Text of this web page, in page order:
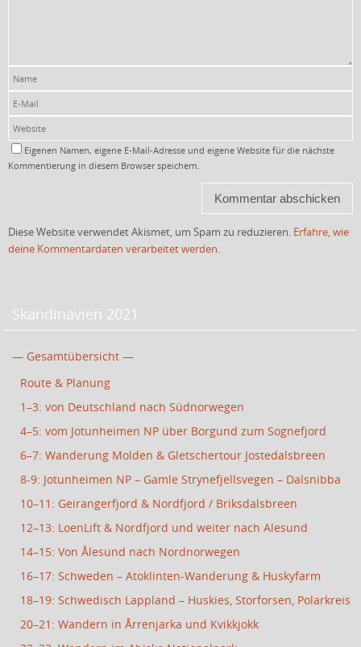
Eigenen Namen, eigene E-Mail-Adresse und eigene Website für die nächste
Kommentierung in diesem Browser speichern.
Diese Website verwendet Akismet, um Spam zu reduzieren. Erfahre, wie
deine Kommentardaten verarbeitet werden.
Skandinavien 2021
— Gesamtübersicht —
Route & Planung
1–3: von Deutschland nach Südnorwegen
4–5: vom Jotunheimen NP über Borgund zum Sognefjord
6–7: Wanderung Molden & Gletschertour Jostedalsbreen
8-9: Jotunheimen NP – Gamle Strynefjellsvegen – Dalsnibba
10–11: Geirangerfjord & Nordfjord / Briksdalsbreen
12–13: LoenLift & Nordfjord und weiter nach Alesund
14–15: Von Ålesund nach Nordnorwegen
16–17: Schweden – Atoklinten-Wanderung & Huskyfarm
18–19: Schwedisch Lappland – Huskies, Storforsen, Polarkreis
20–21: Wandern in Årrenjarka und Kvikkjokk